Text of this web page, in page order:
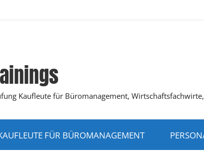
Kaufleute für Büromanagement,
FÜR BÜROMANAGEMENT